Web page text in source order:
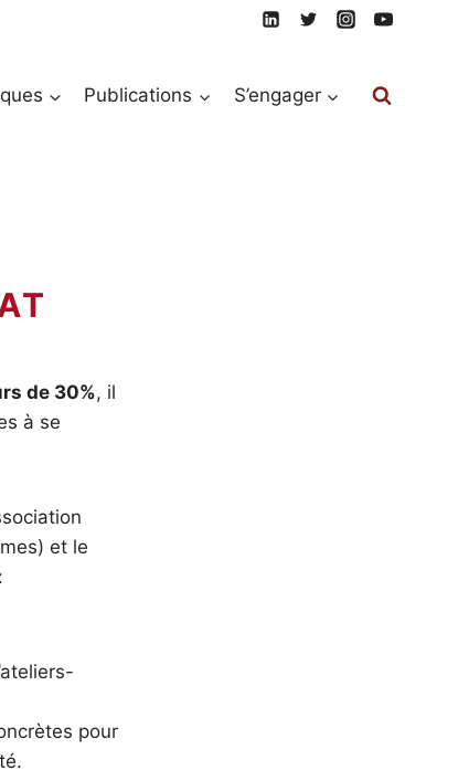
Publications S’engager
de 30%, il
à se
et le
pour